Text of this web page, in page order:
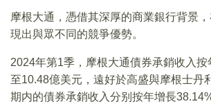
摩根大通，憑借其深厚的商業銀行背景
現出與眾不同的競爭優勢。
2024年第1季，摩根大通債券承銷收入按
至10.48億美元，遠好於高盛與摩根士丹
期内的債券承銷收入分别按年增長